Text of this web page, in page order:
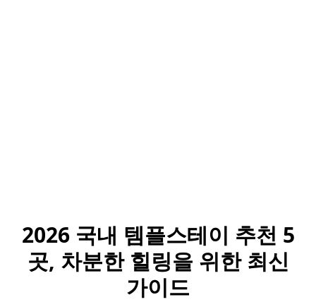
2026 국내 템플스테이 추천 5
곳, 차분한 힐링을 위한 최신
가이드